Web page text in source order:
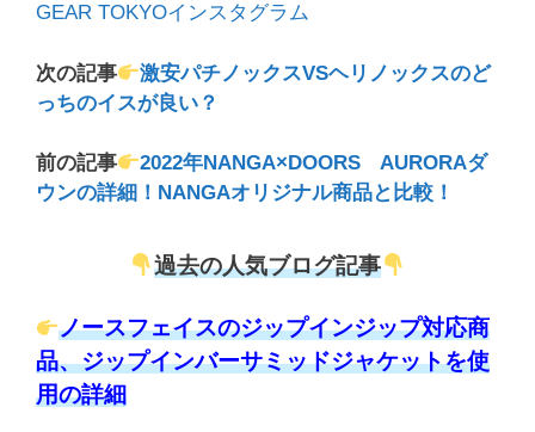
GEAR TOKYOインスタグラム
次の記事
激安パチノックスVSヘリノックスのど
っちのイスが良い？
前の記事
2022年NANGA×DOORS AURORAダ
ウンの詳細！NANGAオリジナル商品と比較！
過去の人気ブログ記事
ノースフェイスのジップインジップ対応商
品、ジップインバーサミッドジャケットを使
用の詳細